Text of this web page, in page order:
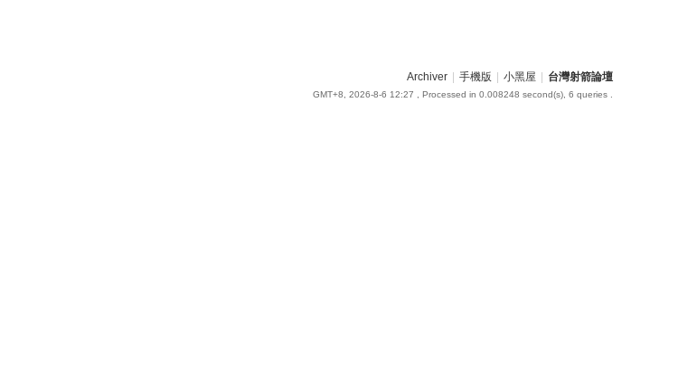
Archiver 手機版 小黑屋 台灣射箭論壇
GMT+8, 2026-8-6 12:27 , Processed in 0.008248 second(s), 6 queries .